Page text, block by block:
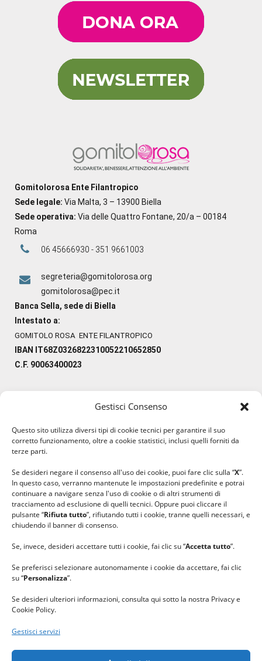
Gestisci Consenso
Questo sito utilizza diversi tipi di cookie tecnici per garantire il suo
corretto funzionamento, oltre a cookie statistici, inclusi quelli forniti da
terze parti.
Se desideri negare il consenso all'uso dei cookie, puoi fare clic sulla “X”.
In questo caso, verranno mantenute le impostazioni predefinite e potrai
continuare a navigare senza l'uso di cookie o di altri strumenti di
tracciamento ad esclusione di quelli tecnici. Oppure puoi cliccare il
pulsante “Rifiuta tutto”, rifiutando tutti i cookie, tranne quelli necessari, e
chiudendo il banner di consenso.
Se, invece, desideri accettare tutti i cookie, fai clic su “Accetta tutto”.
Se preferisci selezionare autonomamente i cookie da accettare, fai clic
su “Personalizza”.
Se desideri ulteriori informazioni, consulta qui sotto la nostra Privacy e
Cookie Policy.
Gestisci servizi
Gomitolorosa Ente Filantropico
Sede legale: Via Malta, 3 – 13900 Biella
Sede operativa: Via delle Quattro Fontane, 20/a – 00184
Roma
06 45666930 - 351 9661003
segreteria@gomitolorosa.org
gomitolorosa@pec.it
Banca Sella, sede di Biella
Intestato a:
GOMITOLO ROSA ENTE FILANTROPICO
IBAN IT68Z0326822310052210652850
C.F. 90063400023
#lanaterapia
#ilcaloredellempatia